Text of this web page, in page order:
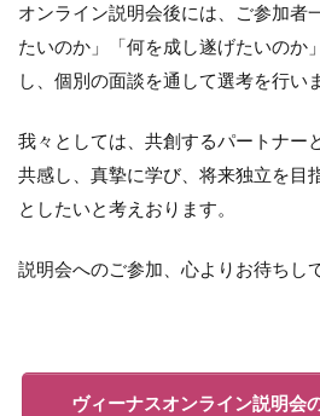
オンライン説明会後には、ご参加者
たいのか」「何を成し遂げたいのか
し、個別の面談を通して選考を行い
我々としては、共創するパートナー
共感し、真摯に学び、将来独立を目
としたいと考えおります。
説明会へのご参加、心よりお待ちし
ヴィーナスオンライン説明会